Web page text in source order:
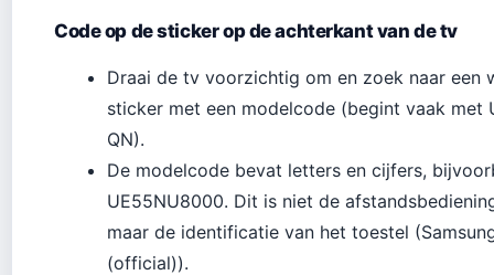
Code op de sticker op de achterkant van de tv
Draai de tv voorzichtig om en zoek naar een
sticker met een modelcode (begint vaak met
QN).
De modelcode bevat letters en cijfers,
UE55NU8000. Dit is niet de
maar de identificatie van het toestel
(official)).